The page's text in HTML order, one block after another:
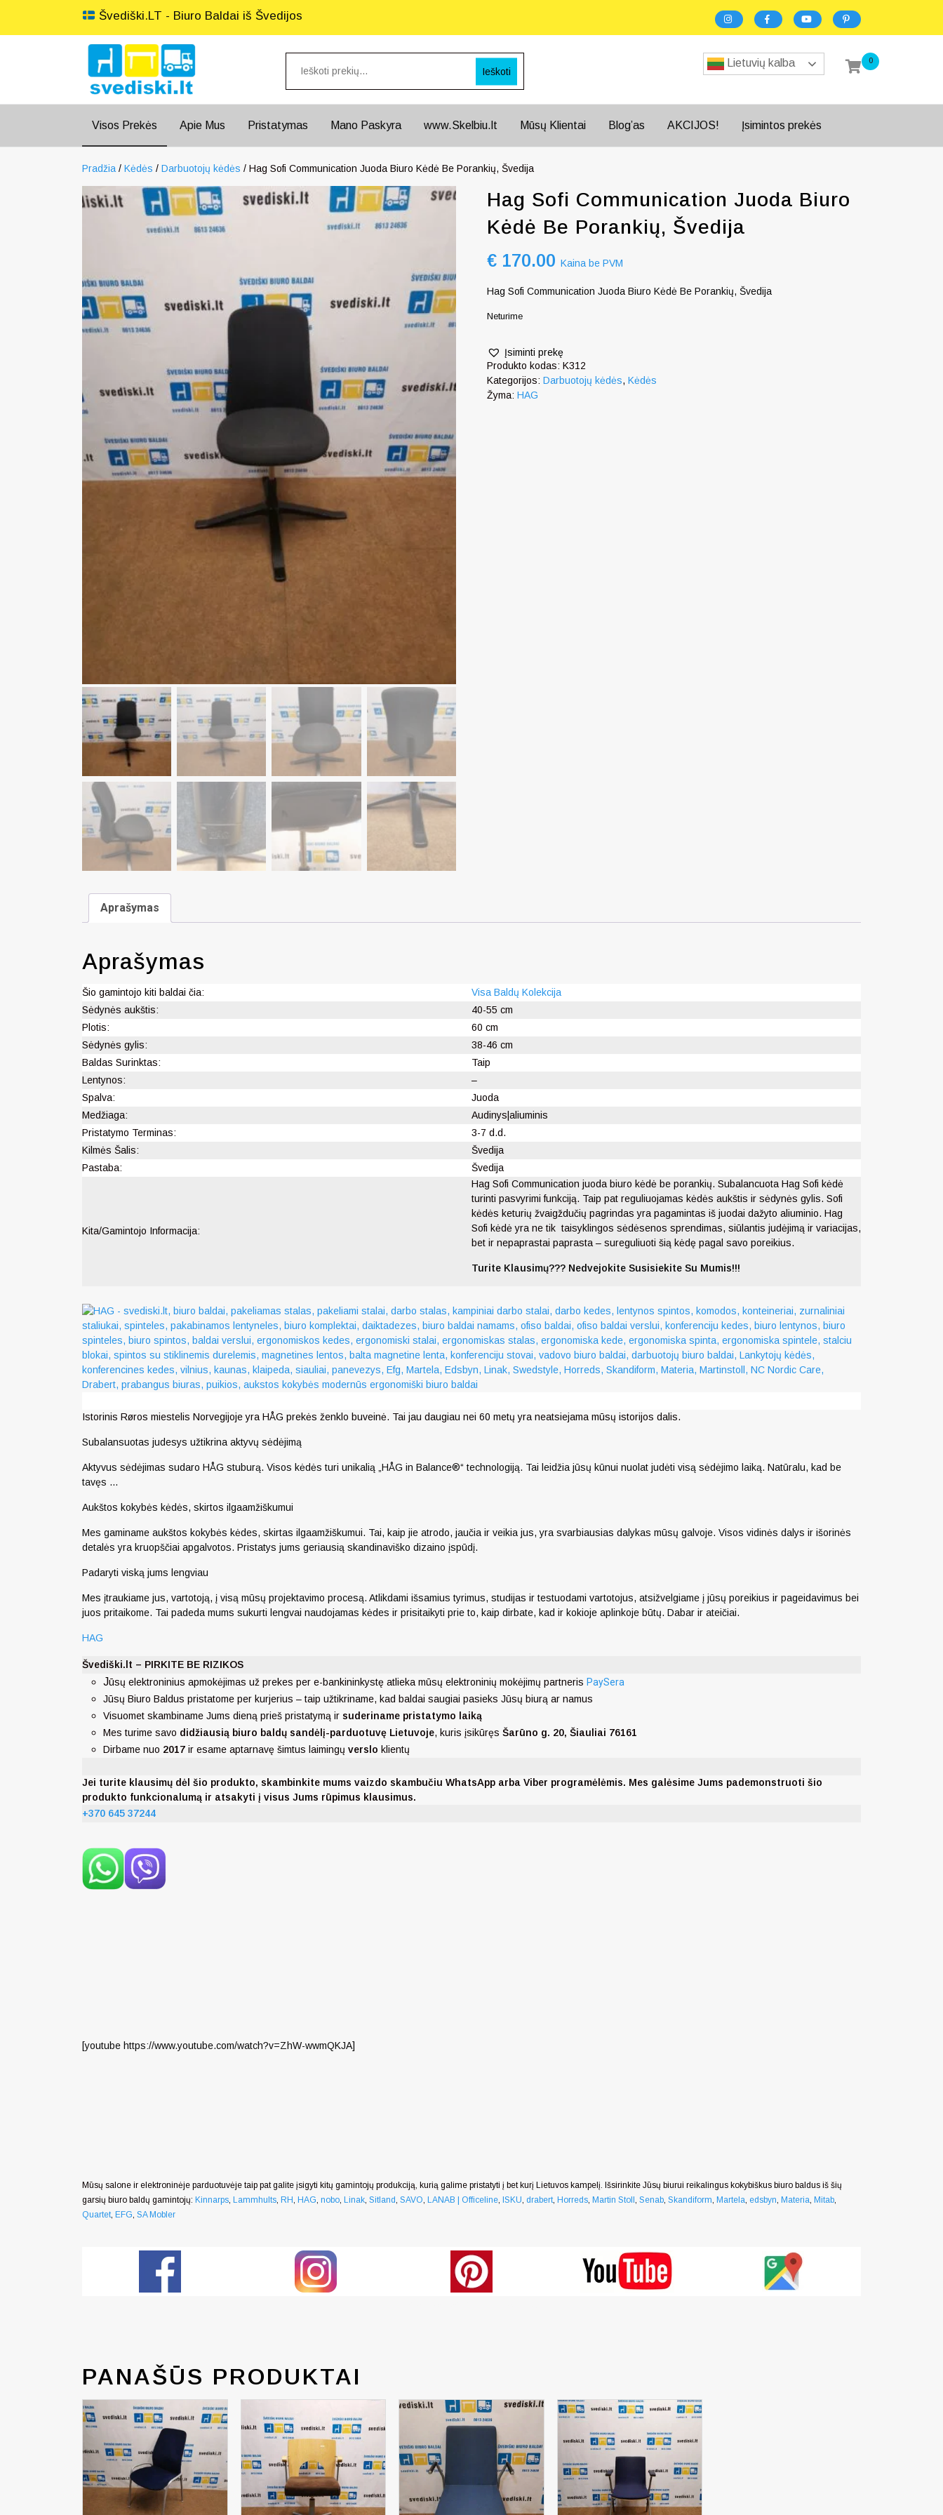
Švediški.LT - Biuro Baldai iš Švedijos
Ieškoti
Lietuvių kalba 0
Visos Prekės Apie Mus Pristatymas Mano Paskyra www.Skelbiu.lt Mūsų Klientai Blog’as AKCIJOS! Įsimintos prekės
Pradžia / Kėdės / Darbuotojų kėdės / Hag Sofi Communication Juoda Biuro Kėdė Be Porankių, Švedija
Hag Sofi Communication Juoda Biuro
Kėdė Be Porankių, Švedija
€ 170.00 Kaina be PVM
Hag Sofi Communication Juoda Biuro Kėdė Be Porankių, Švedija
Neturime
Įsiminti prekę
Produkto kodas:K312
Kategorijos:Darbuotojų kėdės,Kėdės
Žyma:HAG
Aprašymas
Aprašymas
Šio gamintojo kiti baldai čia:
Visa Baldų Kolekcija
Sėdynės aukštis:
40-55 cm
Plotis:
60 cm
Sėdynės gylis:
38-46 cm
Baldas Surinktas:
Taip
Lentynos:
–
Spalva:
Juoda
Medžiaga:
Audinys|aliuminis
Pristatymo Terminas:
3-7 d.d.
Kilmės Šalis:
Švedija
Pastaba:
Švedija
Kita/Gamintojo Informacija:
Hag Sofi Communication juoda biuro kėdė be porankių. Subalancuota Hag Sofi kėdė
turinti pasvyrimi funkciją. Taip pat reguliuojamas kėdės aukštis ir sėdynės gylis. Sofi
kėdės keturių žvaigždučių pagrindas yra pagamintas iš juodai dažyto aliuminio. Hag
Sofi kėdė yra ne tik taisyklingos sėdėsenos sprendimas, siūlantis judėjimą ir variacijas,
bet ir nepaprastai paprasta – sureguliuoti šią kėdę pagal savo poreikius.
Turite Klausimų??? Nedvejokite Susisiekite Su Mumis!!!
Istorinis Røros miestelis Norvegijoje yra HÅG prekės ženklo buveinė. Tai jau daugiau nei 60 metų yra neatsiejama mūsų istorijos dalis.
Subalansuotas judesys užtikrina aktyvų sėdėjimą
Aktyvus sėdėjimas sudaro HÅG stuburą. Visos kėdės turi unikalią „HÅG in Balance®“ technologiją. Tai leidžia jūsų kūnui nuolat judėti visą sėdėjimo laiką. Natūralu, kad be
tavęs …
Aukštos kokybės kėdės, skirtos ilgaamžiškumui
Mes gaminame aukštos kokybės kėdes, skirtas ilgaamžiškumui. Tai, kaip jie atrodo, jaučia ir veikia jus, yra svarbiausias dalykas mūsų galvoje. Visos vidinės dalys ir išorinės
detalės yra kruopščiai apgalvotos. Pristatys jums geriausią skandinaviško dizaino įspūdį.
Padaryti viską jums lengviau
Mes įtraukiame jus, vartotoją, į visą mūsų projektavimo procesą. Atlikdami išsamius tyrimus, studijas ir testuodami vartotojus, atsižvelgiame į jūsų poreikius ir pageidavimus bei
juos pritaikome. Tai padeda mums sukurti lengvai naudojamas kėdes ir prisitaikyti prie to, kaip dirbate, kad ir kokioje aplinkoje būtų. Dabar ir ateičiai.
HAG
Švediški.lt – PIRKITE BE RIZIKOS
Jūsų elektroninius apmokėjimas už prekes per e-bankininkystę atlieka mūsų elektroninių mokėjimų partneris PaySera
Jūsų Biuro Baldus pristatome per kurjerius – taip užtikriname, kad baldai saugiai pasieks Jūsų biurą ar namus
Visuomet skambiname Jums dieną prieš pristatymą ir suderiname pristatymo laiką
Mes turime savo didžiausią biuro baldų sandėlį-parduotuvę Lietuvoje, kuris įsikūręs Šarūno g. 20, Šiauliai 76161
Dirbame nuo 2017 ir esame aptarnavę šimtus laimingų verslo klientų
Jei turite klausimų dėl šio produkto, skambinkite mums vaizdo skambučiu WhatsApp arba Viber programėlėmis. Mes galėsime Jums pademonstruoti šio
produkto funkcionalumą ir atsakyti į visus Jums rūpimus klausimus.
+370 645 37244
[youtube https://www.youtube.com/watch?v=ZhW-wwmQKJA]
Mūsų salone ir elektroninėje parduotuvėje taip pat galite įsigyti kitų gamintojų produkciją, kurią galime pristatyti į bet kurį Lietuvos kampelį. Išsirinkite Jūsų biurui reikalingus kokybiškus biuro baldus iš šių
garsių biuro baldų gamintojų: Kinnarps, Lammhults, RH, HAG, nobo, Linak, Sitland, SAVO, LANAB | Officeline, ISKU, drabert, Horreds, Martin Stoll , Senab, Skandiform, Martela, edsbyn, Materia, Mitab,
Quartet, EFG, SA Mobler
PANAŠŪS PRODUKTAI